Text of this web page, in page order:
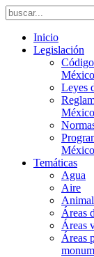
Inicio
Legislación
México
Leyes
México
México
Temáticas
Agua
Aire
Áreas
Áreas
Áreas